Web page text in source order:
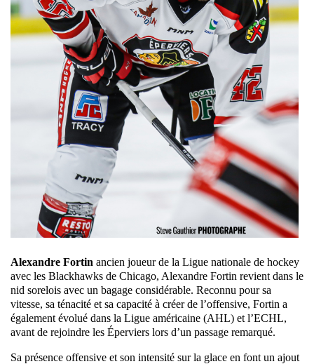
Alexandre Fortin ancien joueur de la Ligue nationale de hockey
avec les Blackhawks de Chicago, Alexandre Fortin revient dans le
nid sorelois avec un bagage considérable. Reconnu pour sa
vitesse, sa ténacité et sa capacité à créer de l’offensive, Fortin a
également évolué dans la Ligue américaine (AHL) et l’ECHL,
avant de rejoindre les Éperviers lors d’un passage remarqué.
Sa présence offensive et son intensité sur la glace en font un ajout